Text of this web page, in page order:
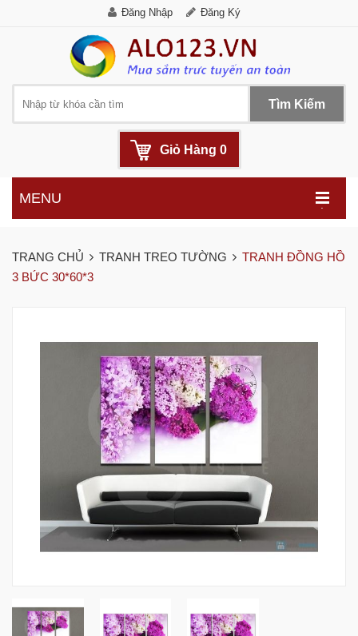
Đăng Nhập Đăng Ký
Tìm Kiếm
Giỏ Hàng 0
.
MENU
TRANG CHỦ TRANH TREO TƯỜNG
TRANH ĐỒNG HỒ
3 BỨC 30*60*3